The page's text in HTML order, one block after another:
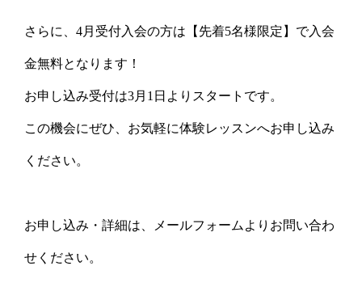
さらに、4月受付入会の方は【先着5名様限定】で入会
金無料となります！
お申し込み受付は3月1日よりスタートです。
この機会にぜひ、お気軽に体験レッスンへお申し込み
ください。
お申し込み・詳細は、メールフォームよりお問い合わ
せください。